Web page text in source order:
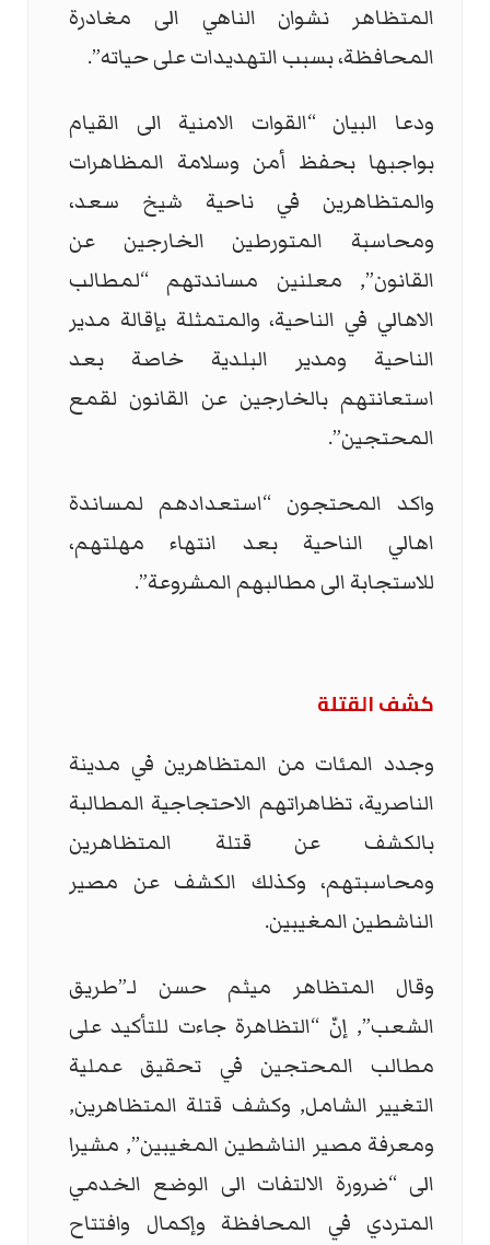
المتظاهر نشوان الناهي الى مغادرة
المحافظة، بسبب التهديدات على حياته”.
ودعا البيان “القوات الامنية الى القيام
بواجبها بحفظ أمن وسلامة المظاهرات
والمتظاهرين في ناحية شيخ سعد،
ومحاسبة المتورطين الخارجين عن
القانون”, معلنين مساندتهم “لمطالب
الاهالي في الناحية، والمتمثلة بإقالة مدير
الناحية ومدير البلدية خاصة بعد
استعانتهم بالخارجين عن القانون لقمع
المحتجين”.
واكد المحتجون “استعدادهم لمساندة
اهالي الناحية بعد انتهاء مهلتهم،
للاستجابة الى مطالبهم المشروعة”.
كشف القتلة
وجدد المئات من المتظاهرين في مدينة
الناصرية، تظاهراتهم الاحتجاجية المطالبة
بالكشف عن قتلة المتظاهرين
ومحاسبتهم، وكذلك الكشف عن مصير
الناشطين المغيبين.
وقال المتظاهر ميثم حسن لـ”طريق
الشعب”, إنّ “التظاهرة جاءت للتأكيد على
مطالب المحتجين في تحقيق عملية
التغيير الشامل, وكشف قتلة المتظاهرين,
ومعرفة مصير الناشطين المغيبين”, مشيرا
الى “ضرورة الالتفات الى الوضع الخدمي
المتردي في المحافظة وإكمال وافتتاح